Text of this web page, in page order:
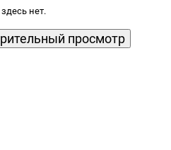
здесь нет.